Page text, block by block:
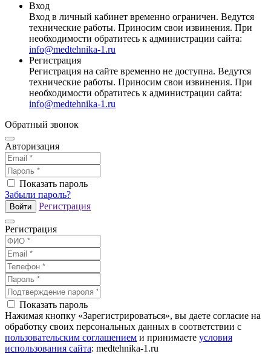
Вход
Вход в личный кабинет временно ограничен. Ведутся
технические работы. Приносим свои извинения. При
необходимости обратитесь к администрации сайта:
info@medtehnika-1.ru
Регистрация
Регистрация на сайте временно не доступна. Ведутся
технические работы. Приносим свои извинения. При
необходимости обратитесь к администрации сайта:
info@medtehnika-1.ru
Обратный звонок
Авторизация
Показать пароль
Забыли пароль?
Войти Регистрация
Регистрация
Показать пароль
Нажимая кнопку «Зарегистрироваться», вы даете согласие на
обработку своих персональных данных в соответствии с
пользовательским соглашением и принимаете условия
использования сайта: medtehnika-1.ru